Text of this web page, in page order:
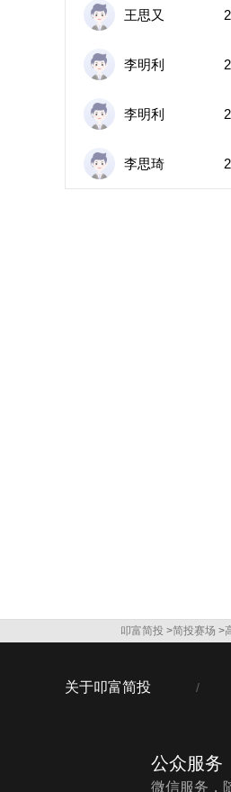
王思又
李明利
李明利
李思琦
叩富简投 >简投赛场 >
关于叩富简投 /
公众服务
微信服务，